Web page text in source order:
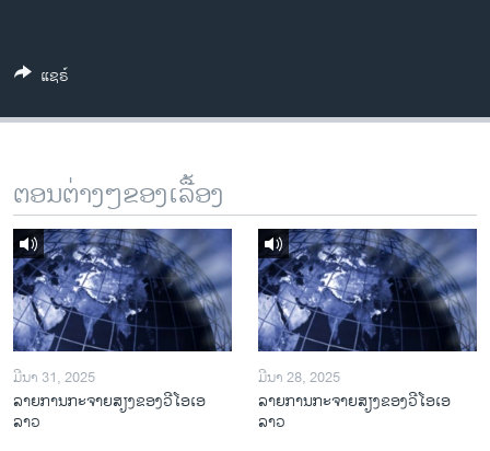
ພາສາຕ່າງໆ
ແຊຣ໌
ຕອນຕ່າງໆຂອງເລື້ອງ
ມີນາ 31, 2025
ລາຍການກະຈາຍສຽງຂອງວີໂອເອ
ລາວ
ມີນາ 28, 2025
ລາຍການກະຈາຍສຽງຂອງວີໂອເອ
ລາວ